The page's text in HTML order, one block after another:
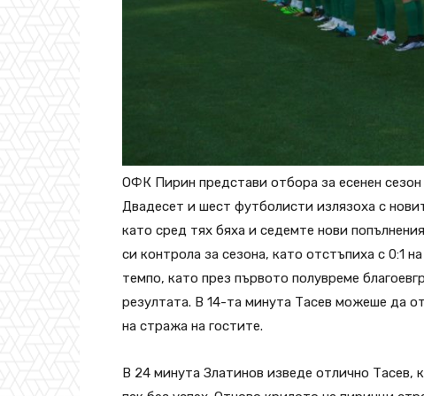
ОФК Пирин представи отбора за есенен
Двадесет и шест футболисти излязоха с
като сред тях бяха и седемте нови
си контрола за сезона, като отстъпиха с 0:1
темпо, като през първото полувреме
резултата. В 14-та минута Тасев можеше да
на стража на гостите.
В 24 минута Златинов изведе отлично Тасев,